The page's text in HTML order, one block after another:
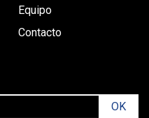
Equipo
Contacto
OK